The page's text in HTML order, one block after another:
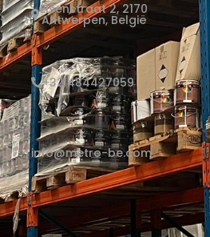
Elsenstraat 2, 2170
Antwerpen, België
+32 484427059
info@metro-be.com